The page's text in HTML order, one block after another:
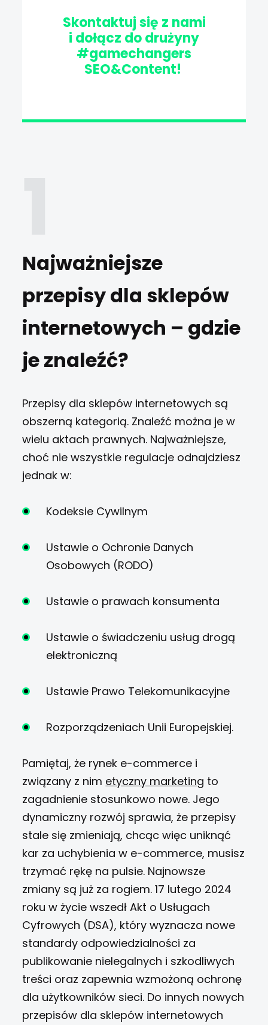
Skontaktuj się z nami
i dołącz do drużyny
#gamechangers
SEO&Content!
Najważniejsze
przepisy dla sklepów
internetowych – gdzie
je znaleźć?
Przepisy dla sklepów internetowych są
obszerną kategorią. Znaleźć można je w
wielu aktach prawnych. Najważniejsze,
choć nie wszystkie regulacje odnajdziesz
jednak w:
Kodeksie Cywilnym
Ustawie o Ochronie Danych
Osobowych (RODO)
Ustawie o prawach konsumenta
Ustawie o świadczeniu usług drogą
elektroniczną
Ustawie Prawo Telekomunikacyjne
Rozporządzeniach Unii Europejskiej.
Pamiętaj, że rynek e-commerce i
związany z nim etyczny marketing to
zagadnienie stosunkowo nowe. Jego
dynamiczny rozwój sprawia, że przepisy
stale się zmieniają, chcąc więc uniknąć
kar za uchybienia w e-commerce, musisz
trzymać rękę na pulsie. Najnowsze
zmiany są już za rogiem. 17 lutego 2024
roku w życie wszedł Akt o Usługach
Cyfrowych (DSA), który wyznacza nowe
standardy odpowiedzialności za
publikowanie nielegalnych i szkodliwych
treści oraz zapewnia wzmożoną ochronę
dla użytkowników sieci. Do innych nowych
przepisów dla sklepów internetowych